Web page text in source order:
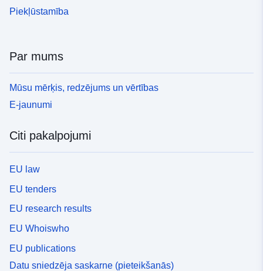
Piekļūstamība
Par mums
Mūsu mērķis, redzējums un vērtības
E-jaunumi
Citi pakalpojumi
EU law
EU tenders
EU research results
EU Whoiswho
EU publications
Datu sniedzēja saskarne (pieteikšanās)